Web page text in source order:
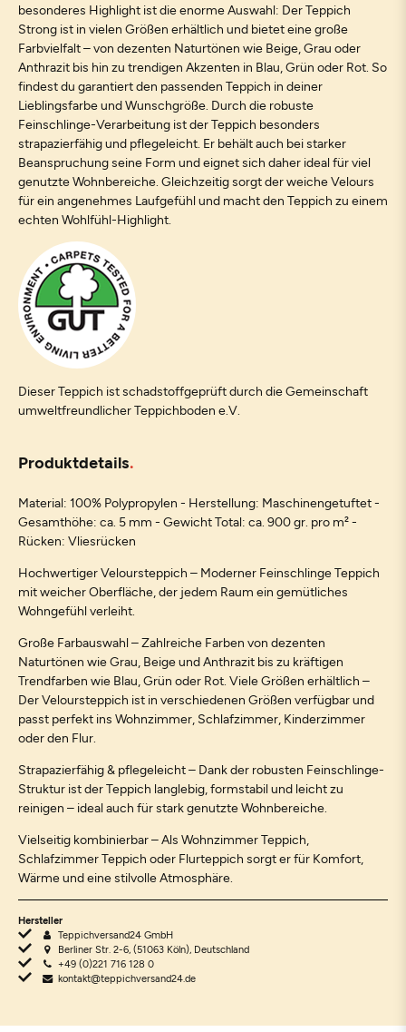
besonderes Highlight ist die enorme Auswahl: Der Teppich
Strong ist in vielen Größen erhältlich und bietet eine große
Farbvielfalt – von dezenten Naturtönen wie Beige, Grau oder
Anthrazit bis hin zu trendigen Akzenten in Blau, Grün oder Rot. So
findest du garantiert den passenden Teppich in deiner
Lieblingsfarbe und Wunschgröße. Durch die robuste
Feinschlinge-Verarbeitung ist der Teppich besonders
strapazierfähig und pflegeleicht. Er behält auch bei starker
Beanspruchung seine Form und eignet sich daher ideal für viel
genutzte Wohnbereiche. Gleichzeitig sorgt der weiche Velours
für ein angenehmes Laufgefühl und macht den Teppich zu einem
echten Wohlfühl-Highlight.
Dieser Teppich ist schadstoffgeprüft durch die Gemeinschaft
umweltfreundlicher Teppichboden e.V.
Produktdetails
Material: 100% Polypropylen - Herstellung: Maschinengetuftet -
Gesamthöhe: ca. 5 mm - Gewicht Total: ca. 900 gr. pro m² -
Rücken: Vliesrücken
Hochwertiger Veloursteppich – Moderner Feinschlinge Teppich
mit weicher Oberfläche, der jedem Raum ein gemütliches
Wohngefühl verleiht.
Große Farbauswahl – Zahlreiche Farben von dezenten
Naturtönen wie Grau, Beige und Anthrazit bis zu kräftigen
Trendfarben wie Blau, Grün oder Rot. Viele Größen erhältlich –
Der Veloursteppich ist in verschiedenen Größen verfügbar und
passt perfekt ins Wohnzimmer, Schlafzimmer, Kinderzimmer
oder den Flur.
Strapazierfähig & pflegeleicht – Dank der robusten Feinschlinge-
Struktur ist der Teppich langlebig, formstabil und leicht zu
reinigen – ideal auch für stark genutzte Wohnbereiche.
Vielseitig kombinierbar – Als Wohnzimmer Teppich,
Schlafzimmer Teppich oder Flurteppich sorgt er für Komfort,
Wärme und eine stilvolle Atmosphäre.
Hersteller
Teppichversand24 GmbH
Berliner Str. 2-6, (51063 Köln), Deutschland
+49 (0)221 716 128 0
kontakt@teppichversand24.de